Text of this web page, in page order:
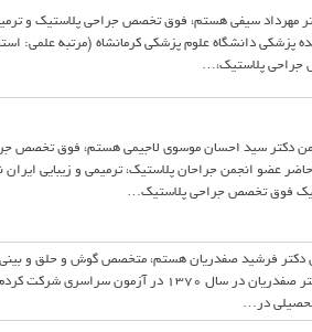
پزشکی دانشگاه علوم پزشکی کرمانشاه (مرتبه علمی:
پلاستیک،…
حاضر عضو انجمن جراحان پلاستیک، ترمیمی و زیبایی ایران
یک فوق تخصص جراحی پلاستیک…
دکتر صفدریان در سال 1370 در
در…